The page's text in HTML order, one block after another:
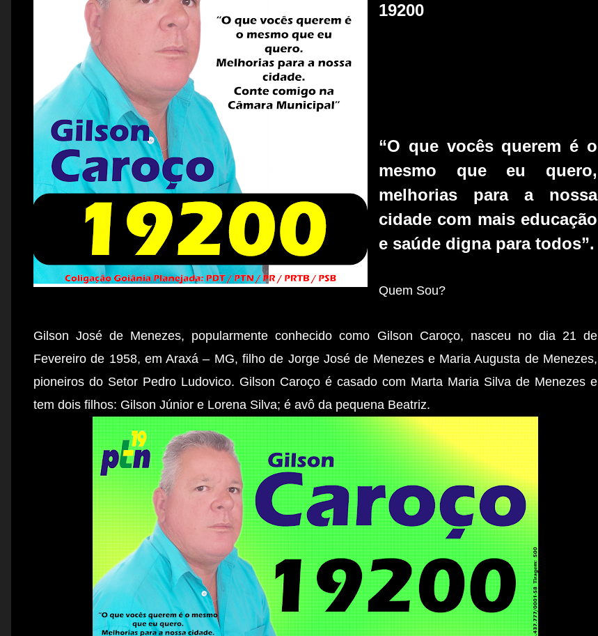
19200
“O que vocês querem é o
mesmo que eu quero,
melhorias para a nossa
cidade com mais educação
e saúde digna para todos”.
Quem Sou?
Gilson José de Menezes, popularmente conhecido como Gilson Caroço, nasceu no dia 21 de
Fevereiro de 1958, em Araxá – MG, filho de Jorge José de Menezes e Maria Augusta de Menezes,
pioneiros do Setor Pedro Ludovico. Gilson Caroço é casado com Marta Maria Silva de Menezes e
tem dois filhos: Gilson Júnior e Lorena Silva; é avô da pequena Beatriz.